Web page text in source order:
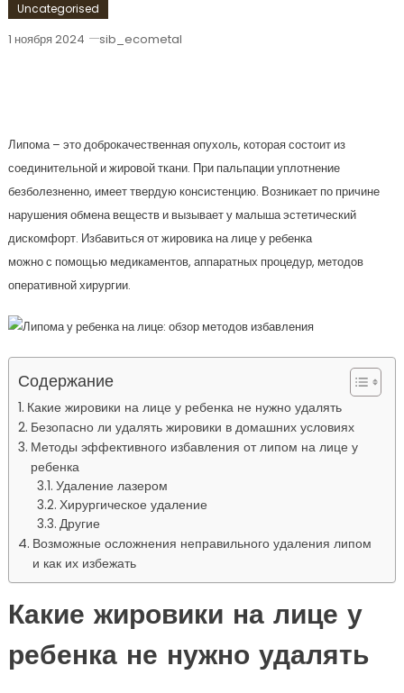
Uncategorised
1 ноября 2024 sib_ecometal
Липома – это доброкачественная опухоль, которая состоит из
соединительной и жировой ткани. При пальпации уплотнение
безболезненно, имеет твердую консистенцию. Возникает по причине
нарушения обмена веществ и вызывает у малыша эстетический
дискомфорт. Избавиться от жировика на лице у ребенка
можно с помощью медикаментов, аппаратных процедур, методов
оперативной хирургии.
Содержание
Какие жировики на лице у ребенка не нужно удалять
Безопасно ли удалять жировики в домашних условиях
Методы эффективного избавления от липом на лице у
ребенка
Удаление лазером
Хирургическое удаление
Другие
Возможные осложнения неправильного удаления липом
и как их избежать
Какие жировики на лице у
ребенка не нужно удалять